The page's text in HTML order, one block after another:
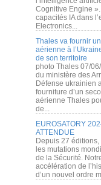
Cognitive Engine
capacités IA dans
Electronics...
Thales va fournir
aérienne à
de son territoire
photo Thales 07/
du ministère des
Défense ukrainien
fourniture d’un
aérienne Thales
de...
EUROSATORY
ATTENDUE
Depuis 27
les mutations
de la Sécurité.
accélération de
d’un nouvel ordre